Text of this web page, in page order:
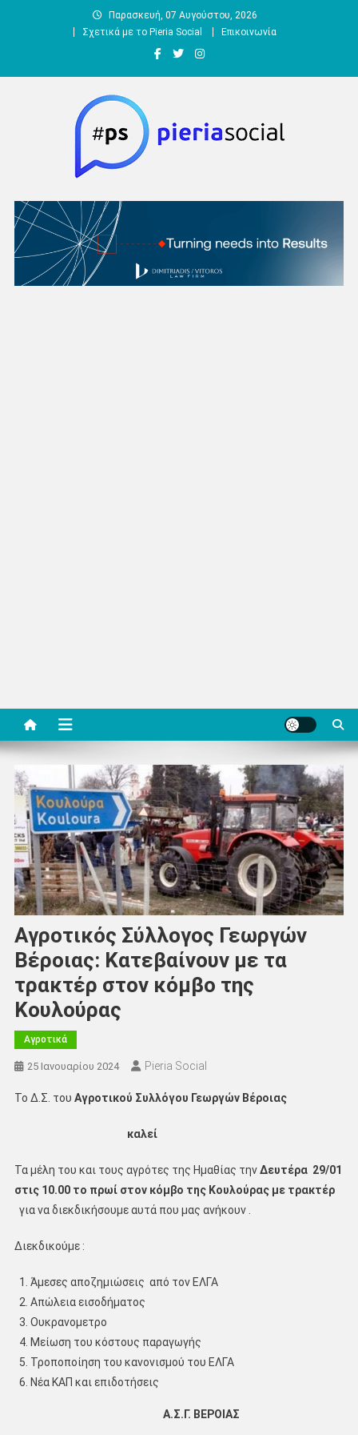
Παρασκευή, 07 Αυγούστου, 2026
Σχετικά με το Pieria Social
Επικοινωνία
Pieria Social
Αγροτικός Σύλλογος Γεωργών
Βέροιας: Κατεβαίνουν με τα
τρακτέρ στον κόμβο της
Κουλούρας
Αγροτικά
25 Ιανουαρίου 2024 Pieria Social
Το Δ.Σ. του Αγροτικού Συλλόγου Γεωργών Βέροιας
καλεί
Τα μέλη του και τους αγρότες της Ημαθίας τηνΔευτέρα 29/01
στις 10.00 το πρωί στον κόμβο της Κουλούρας με τρακτέρ
για να διεκδικήσουμε αυτά που μας ανήκουν .
Διεκδικούμε :
Άμεσες αποζημιώσεις από τον ΕΛΓΑ
Απώλεια εισοδήματος
Ουκρανομετρο
Μείωση του κόστους παραγωγής
Τροποποίηση του κανονισμού του ΕΛΓΑ
Νέα ΚΑΠ και επιδοτήσεις
Α.Σ.Γ. ΒΕΡΟΙΑΣ